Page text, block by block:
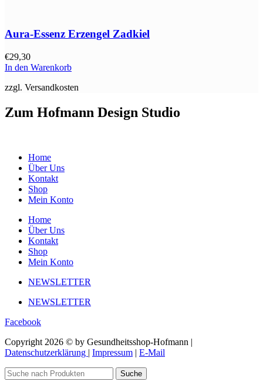
Aura-Essenz Erzengel Zadkiel
€29,30
In den Warenkorb
zzgl. Versandkosten
Zum Hofmann Design Studio
Home
Über Uns
Kontakt
Shop
Mein Konto
Home
Über Uns
Kontakt
Shop
Mein Konto
NEWSLETTER
NEWSLETTER
Facebook
Copyright 2026 © by Gesundheitsshop-Hofmann |
Datenschutzerklärung | Impressum | E-Mail
Suche